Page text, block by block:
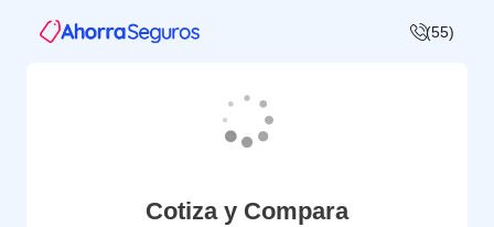
(55)
Cotiza y Compara